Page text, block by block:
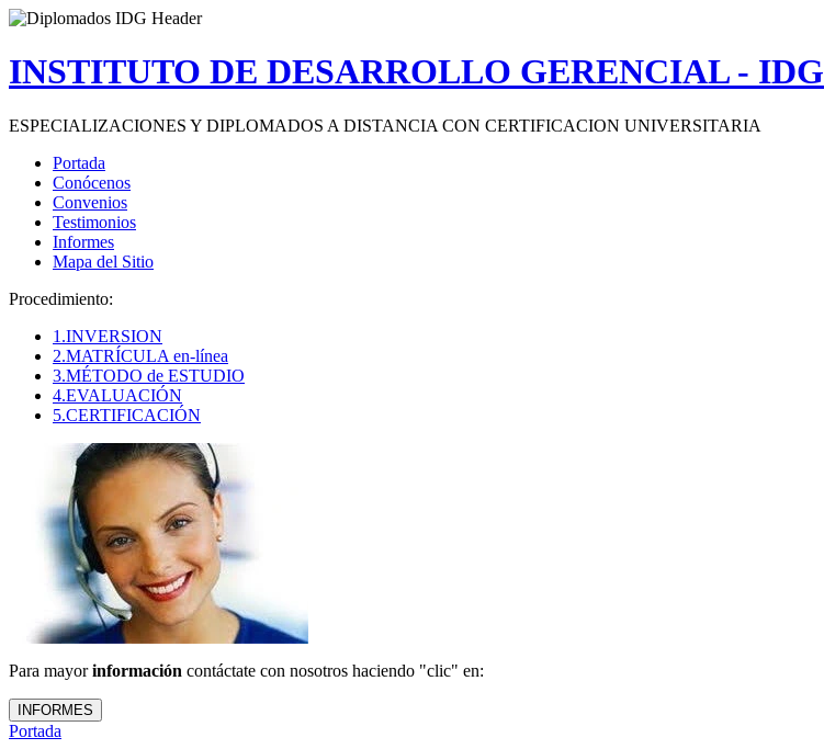
INSTITUTO DE DESARROLLO GERENCIAL - IDG
ESPECIALIZACIONES Y DIPLOMADOS A DISTANCIA CON CERTIFICACION UNIVERSITARIA
Portada
Conócenos
Convenios
Testimonios
Informes
Mapa del Sitio
Procedimiento:
1.INVERSION
2.MATRÍCULA en-línea
3.MÉTODO de ESTUDIO
4.EVALUACIÓN
5.CERTIFICACIÓN
Para mayorinformación contáctate con nosotros haciendo "clic" en:
Portada